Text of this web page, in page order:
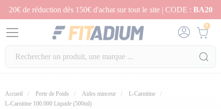
20€ de réduction dès 150€ d'achat sur tout le site | CODE : BA20
0
Accueil Perte de Poids Aides minceur
L-Carnitine
L-Carnitine 100.000 Liquide (500ml)